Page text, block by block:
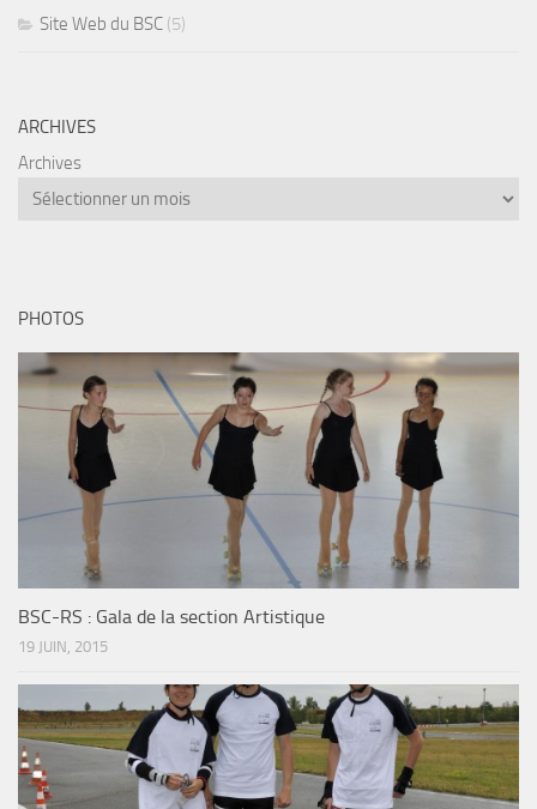
Site Web du BSC (5)
ARCHIVES
Archives
PHOTOS
BSC-RS : Gala de la section Artistique
19 JUIN, 2015